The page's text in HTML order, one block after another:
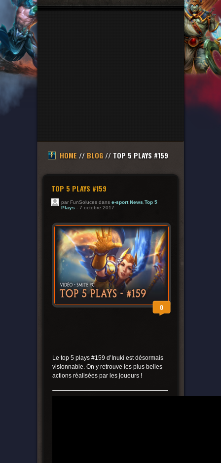
HOME // BLOG// TOP 5 PLAYS #159
TOP 5 PLAYS #159
par FunSoluces dans e-sport, News,Top 5
Plays - 7 octobre 2017
0
Le top 5 plays #159 d’Inuki est désormais
visionnable. On y retrouve les plus belles
actions réalisées par les joueurs !